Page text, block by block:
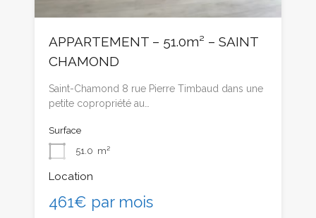
APPARTEMENT – 51.0m² – SAINT
CHAMOND
Saint-Chamond 8 rue Pierre Timbaud dans une
petite copropriété au…
Surface
51.0 m²
Location
461€ par mois